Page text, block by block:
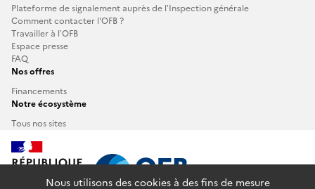
Plateforme de signalement auprès de l’Inspection générale
Comment contacter l'OFB ?
Travailler à l’OFB
Espace presse
FAQ
Nos offres
Financements
Notre écosystème
Tous nos sites
Nous utilisons des cookies à des fins de mesure